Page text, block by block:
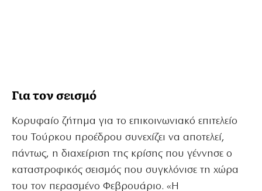
Για τον σεισμό
Κορυφαίο ζήτημα για το επικοινωνιακό επιτελείο
του Τούρκου προέδρου συνεχίζει να αποτελεί,
πάντως, η διαχείριση της κρίσης που γέννησε ο
καταστροφικός σεισμός που συγκλόνισε τη χώρα
του τον περασμένο Φεβρουάριο. «Η